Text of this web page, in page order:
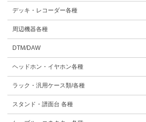
デッキ・レコーダー各種
周辺機器各種
DTM/DAW
ヘッドホン・イヤホン各種
ラック・汎用ケース類/各種
スタンド・譜面台 各種